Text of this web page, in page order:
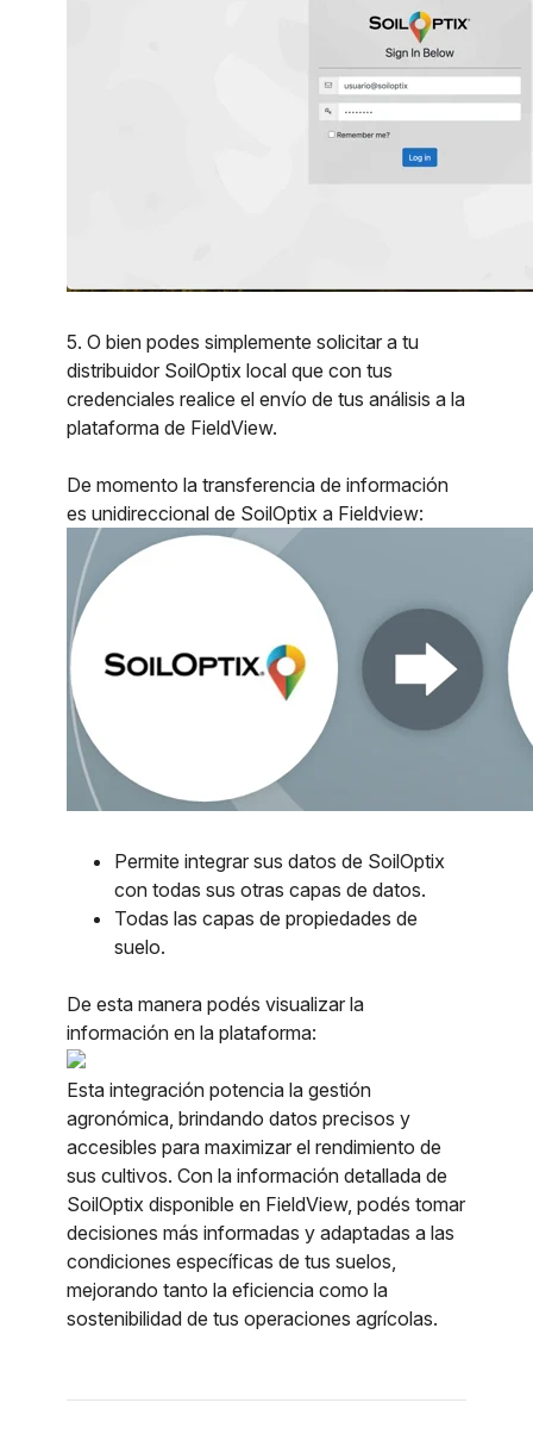
5. O bien podes simplemente solicitar a tu
distribuidor SoilOptix local que con tus
credenciales realice el envío de tus análisis a la
plataforma de FieldView.
De momento la transferencia de información
es unidireccional de SoilOptix a Fieldview:
Permite integrar sus datos de SoilOptix
con todas sus otras capas de datos.
Todas las capas de propiedades de
suelo.
De esta manera podés visualizar la
información en la plataforma:
Esta integración potencia la gestión
agronómica, brindando datos precisos y
accesibles para maximizar el rendimiento de
sus cultivos. Con la información detallada de
SoilOptix disponible en FieldView, podés tomar
decisiones más informadas y adaptadas a las
condiciones específicas de tus suelos,
mejorando tanto la eficiencia como la
sostenibilidad de tus operaciones agrícolas.